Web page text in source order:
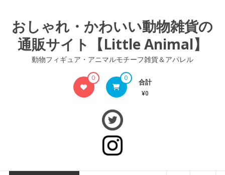
おしゃれ・かわいい動物雑貨の
通販サイト【Little Animal】
動物フィギュア・アニマルモチーフ雑貨＆アパレル
0 0 合計
¥0